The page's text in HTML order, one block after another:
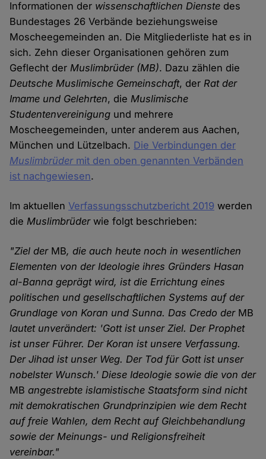
Informationen der wissenschaftlichen Dienste des
Bundestages 26 Verbände beziehungsweise
Moscheegemeinden an. Die Mitgliederliste hat es in
sich. Zehn dieser Organisationen gehören zum
Geflecht derMuslimbrüder (MB). Dazu zählen die
Deutsche Muslimische Gemeinschaft, derRat der
Imame und Gelehrten, dieMuslimische
Studentenvereinigung und mehrere
Moscheegemeinden, unter anderem aus Aachen,
München und Lützelbach. Die Verbindungen der
Muslimbrüdermit den oben genannten Verbänden
ist nachgewiesen.
Im aktuellenVerfassungsschutzbericht 2019 werden
dieMuslimbrüderwie folgt beschrieben:
"Ziel der MB, die auch heute noch in wesentlichen
Elementen von der Ideologie ihres Gründers Hasan
al-Banna geprägt wird, ist die Errichtung eines
politischen und gesellschaftlichen Systems auf der
Grundlage von Koran und Sunna. Das Credo der MB
lautet unverändert: 'Gott ist unser Ziel. Der Prophet
ist unser Führer. Der Koran ist unsere Verfassung.
Der Jihad ist unser Weg. Der Tod für Gott ist unser
nobelster Wunsch.' Diese Ideologie sowie die von der
MB angestrebte islamistische Staatsform sind nicht
mit demokratischen Grundprinzipien wie dem Recht
auf freie Wahlen, dem Recht auf Gleichbehandlung
sowie der Meinungs- und Religionsfreiheit
vereinbar."